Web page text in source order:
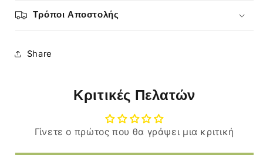
Τρόποι Αποστολής
Share
Κριτικές Πελατών
Γίνετε ο πρώτος που θα γράψει μια κριτική